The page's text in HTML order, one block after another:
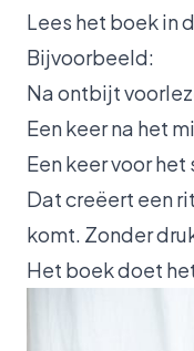
Lees het boek in
Bijvoorbeeld:
Na ontbijt
Een keer na het
Een keer voor
Dat creëert een
komt. Zonder
Het boek doet